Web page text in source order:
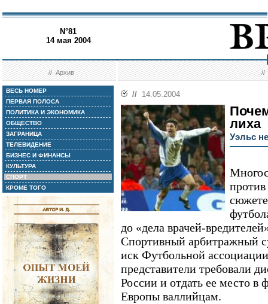
N°81
14 мая 2004
//Архив //
ВЕСЬ НОМЕР
ПЕРВАЯ ПОЛОСА
ПОЛИТИКА И ЭКОНОМИКА
ОБЩЕСТВО
ЗАГРАНИЦА
ТЕЛЕВИДЕНИЕ
БИЗНЕС И ФИНАНСЫ
КУЛЬТУРА
СПОРТ
КРОМЕ ТОГО
// 14.05.2004
лиха
Уэльс
до «дела врачей-
Спортивный арбитражный
иск Футбольной
представители требовали
России и отдать ее место в
Европы валлийцам.